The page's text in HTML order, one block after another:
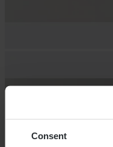
Consent